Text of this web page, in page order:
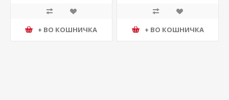
+ ВО КОШНИЧКА + ВО КОШНИЧКА